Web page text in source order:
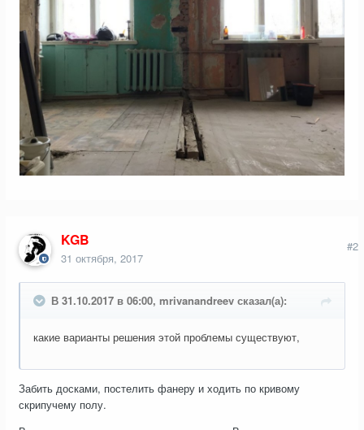
KGB
31 октября, 2017
#2
В 31.10.2017 в 06:00, mrivanandreev сказал(а):
какие варианты решения этой проблемы существуют,
Забить досками, постелить фанеру и ходить по кривому
скрипучему полу.